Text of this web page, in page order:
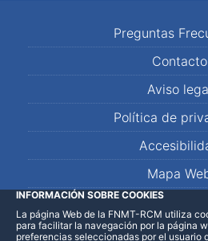
Preguntas
Contacto
Aviso
Política de
Mapa
LinkedInFacebookWhatsApp
INFORMACIÓN SOBRE COOKIES
La página Web de la FNMT-RCM utiliza
para facilitar la navegación por la página
preferencias seleccionadas por el usuario